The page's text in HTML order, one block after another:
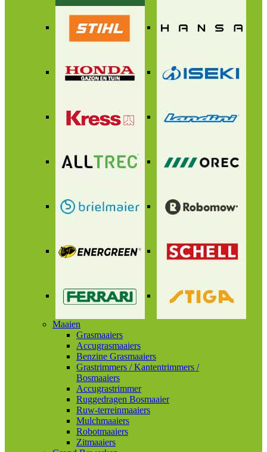
Maaien
Grasmaaiers
Accugrasmaaiers
Benzine Grasmaaiers
Grastrimmers / Kantentrimmers /
Bosmaaiers
Accugrastrimmer
Ruggedragen Bosmaaier
Ruw-terreinmaaiers
Mulchmaaiers
Robotmaaiers
Zitmaaiers